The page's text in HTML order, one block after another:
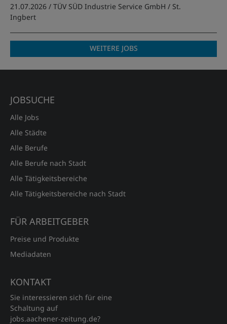
21.07.2026 / TÜV SÜD Industrie Service GmbH / St.
Ingbert
WEITERE JOBS
JOBSUCHE
Alle Jobs
Alle Städte
Alle Berufe
Alle Berufe nach Stadt
Alle Tätigkeitsbereiche
Alle Tätigkeitsbereiche nach Stadt
FÜR ARBEITGEBER
Preise und Produkte
Mediadaten
KONTAKT
Sie interessieren sich für eine
Schaltung auf
jobs.aachener‑zeitung.de?